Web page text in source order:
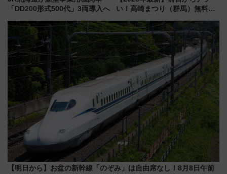
「DD200形式500代」3両導入へ
い！高崎まつり（群馬）無料観
しまで
【明日から】お盆の新幹線「のぞみ」は自由席なし！8月8日午前